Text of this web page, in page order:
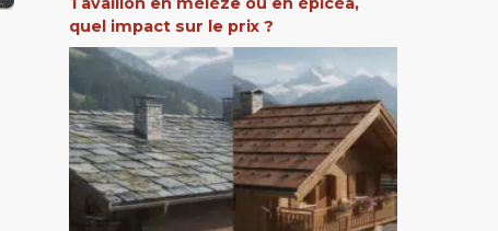
quel impact sur le prix ?